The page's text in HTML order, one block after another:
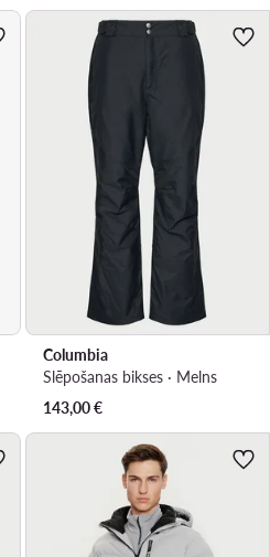
Columbia
Slēpošanas bikses · Melns
143,00€